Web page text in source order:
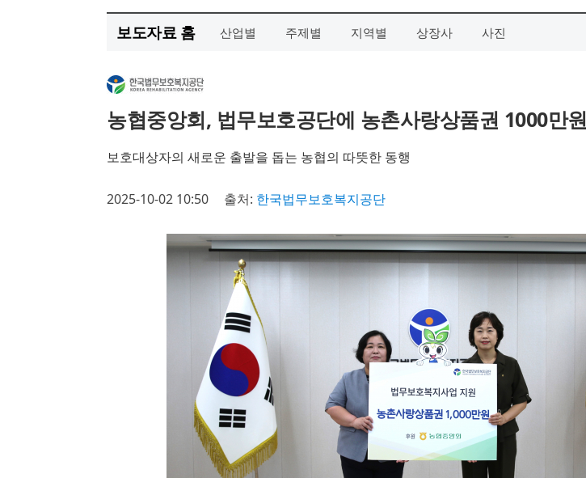
보도자료 홈 산업별 주제별 지역별 상장사 사진
농협중앙회, 법무보호공단에 농촌사랑상품권 1000만
보호대상자의 새로운 출발을 돕는 농협의 따뜻한 동행
2025-10-02 10:50 출처: 한국법무보호복지공단